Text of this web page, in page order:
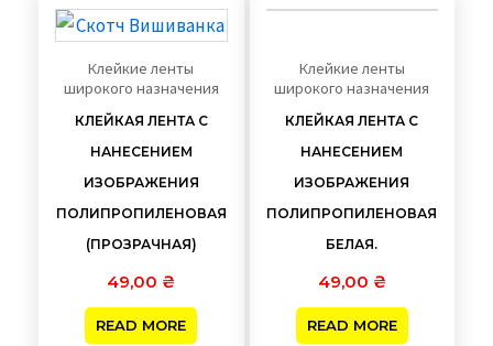
Клейкие ленты
широкого назначения
КЛЕЙКАЯ ЛЕНТА С
НАНЕСЕНИЕМ
ИЗОБРАЖЕНИЯ
ПОЛИПРОПИЛЕНОВАЯ
(ПРОЗРАЧНАЯ)
49,00 ₴
READ MORE
Клейкие ленты
широкого назначения
КЛЕЙКАЯ ЛЕНТА С
НАНЕСЕНИЕМ
ИЗОБРАЖЕНИЯ
ПОЛИПРОПИЛЕНОВАЯ
БЕЛАЯ.
49,00 ₴
READ MORE